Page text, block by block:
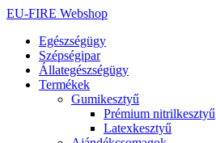
Ugrás
tartalomhoz
EU-FIRE Webshop
Egészségügy
Szépségipar
Állategészségügy
Termékek
Gumikesztyű
Prémium nitrilkesztyű
Latexkesztyű